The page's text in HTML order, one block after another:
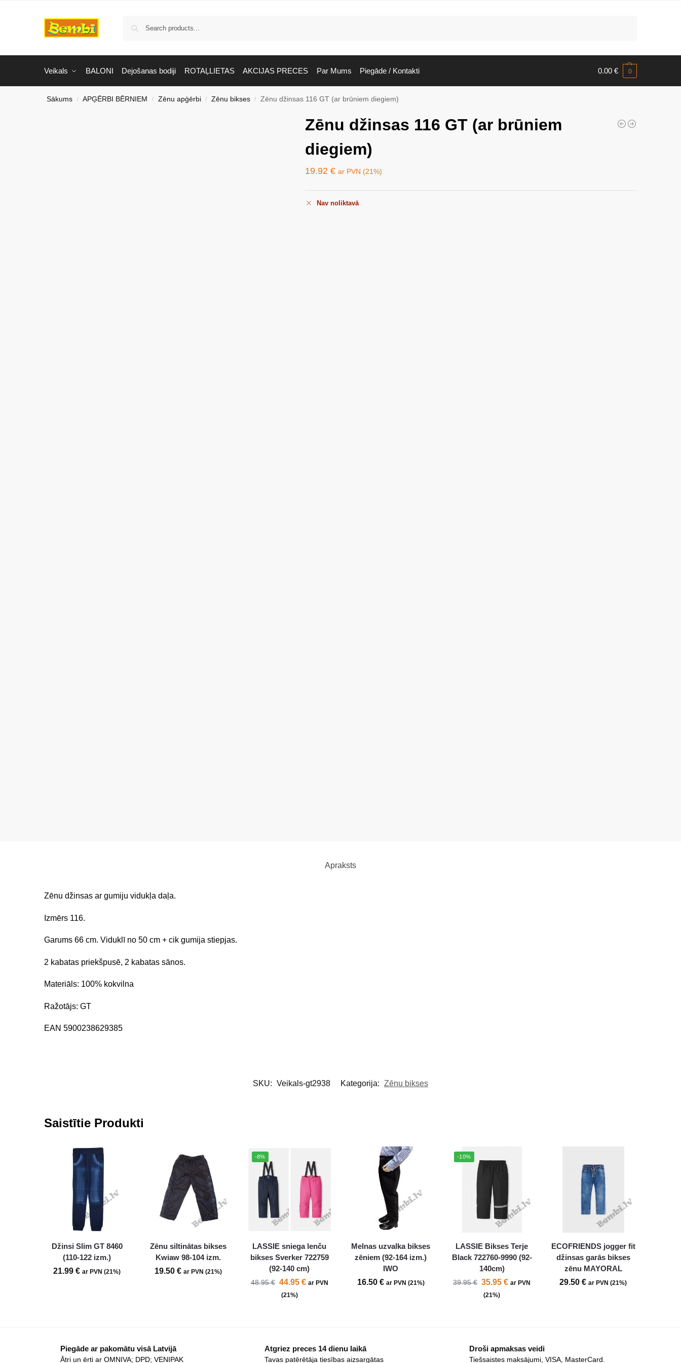
Veikals BALONI Dejošanas bodiji ROTAĻLIETAS AKCIJAS PRECES Par Mums Piegāde / Kontakti 0.00 € 0
Sākums / APĢĒRBI BĒRNIEM / Zēnu apģērbi / Zēnu bikses / Zēnu džinsas 116 GT (ar brūniem diegiem)
Zēnu džinsas 116 GT (ar brūniem
diegiem)
19.92 € ar PVN (21%)
Nav noliktavā
Apraksts
Zēnu džinsas ar gumiju vidukļa daļa.
Izmērs 116.
Garums 66 cm. Viduklī no 50 cm + cik gumija stiepjas.
2 kabatas priekšpusē, 2 kabatas sānos.
Materiāls: 100% kokvilna
Ražotājs: GT
EAN 5900238629385
SKU: Veikals-gt2938 Kategorija: Zēnu bikses
Saistītie Produkti
Džinsi Slim GT 8460
(110-122 izm.)
21.99€ ar PVN (21%)
Zēnu siltinātas bikses
Kwiaw 98-104 izm.
19.50€ ar PVN (21%)
-8%
LASSIE sniega lenču
bikses Sverker 722759
(92-140 cm)
48.95€ 44.95 € ar PVN
(21%)
Melnas uzvalka bikses
zēniem (92-164 izm.)
IWO
16.50 € ar PVN (21%)
-10%
LASSIE Bikses Terje
Black 722760-9990 (92-
140cm)
39.95€ 35.95€ ar PVN
(21%)
ECOFRIENDS jogger fit
džinsas garās bikses
zēnu MAYORAL
29.50€ ar PVN (21%)
Piegāde ar pakomātu visā Latvijā
Ātri un ērti ar OMNIVA; DPD; VENIPAK
Atgriez preces 14 dienu laikā
Tavas patērētāja tiesības aizsargātas
Droši apmaksas veidi
Tiešsaistes maksājumi, VISA, MasterCard.